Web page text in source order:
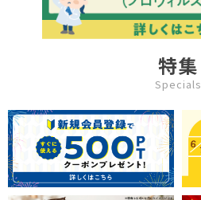
特集
Specials